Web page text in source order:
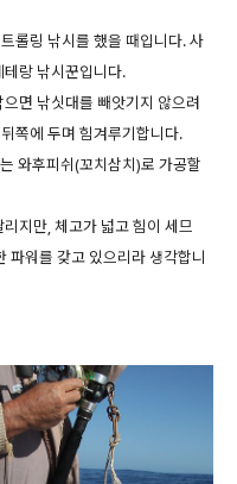
롤링 낚시를 했을 때입니다. 사
랑 낚시꾼입니다.
면 낚싯대를 빼앗기지 않으려
쪽에 두며 힘겨루기합니다.
와후피쉬(꼬치삼치)로 가공할
지만, 체고가 넓고 힘이 세므
파워를 갖고 있으리라 생각합니